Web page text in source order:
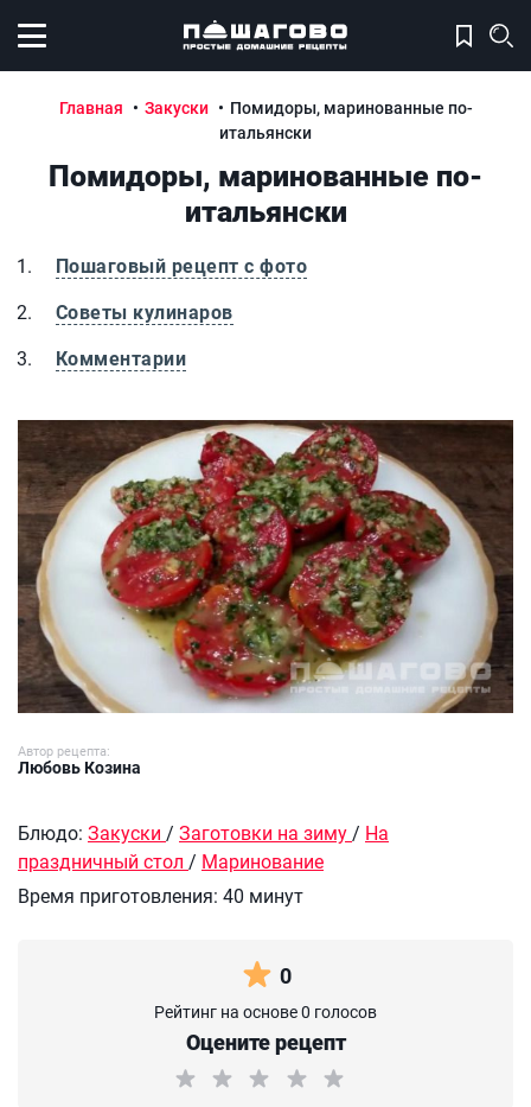
Открыть меню
Главная Закуски
Помидоры, маринованные по-
итальянски
Помидоры, маринованные по-
итальянски
Пошаговый рецепт с фото
Советы кулинаров
Комментарии
Помидоры, маринованные по-итальянски
Автор рецепта:
Любовь Козина
Блюдо: Закуски / Заготовки на зиму / На
праздничный стол / Маринование
Время приготовления: 40 минут
0
Рейтинг на основе 0 голосов
Оцените рецепт